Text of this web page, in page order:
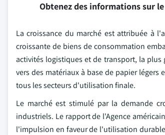
Obtenez des informations sur
La croissance du marché est attribuée à
croissante de biens de consommation
activités logistiques et de transport, la
vers des matériaux à base de papier
tous les secteurs d'utilisation finale.
Le marché est stimulé par la demande
industriels. Le rapport de l'Agence
l'impulsion en faveur de l'utilisation